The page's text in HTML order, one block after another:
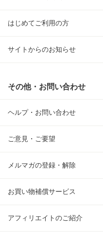
はじめてご利用の方
サイトからのお知らせ
その他・お問い合わせ
ヘルプ・お問い合わせ
ご意見・ご要望
メルマガの登録・解除
お買い物補償サービス
アフィリエイトのご紹介